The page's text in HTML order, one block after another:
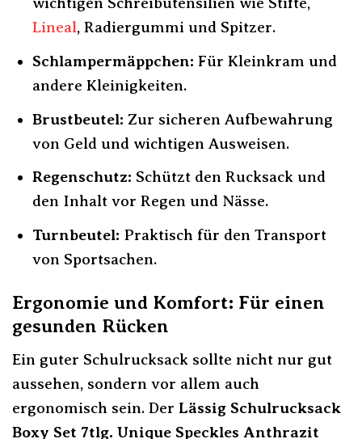
Lineal, Radiergummi und Spitzer.
Schlampermäppchen: Für Kleinkram und
andere Kleinigkeiten.
Brustbeutel: Zur sicheren Aufbewahrung
von Geld und wichtigen Ausweisen.
Regenschutz: Schützt den Rucksack und
den Inhalt vor Regen und Nässe.
Turnbeutel: Praktisch für den Transport
von Sportsachen.
Ergonomie und Komfort: Für einen
gesunden Rücken
Ein guter Schulrucksack sollte nicht nur gut
aussehen, sondern vor allem auch
ergonomisch sein. Der Lässig Schulrucksack
Boxy Set 7tlg. Unique Speckles Anthrazit